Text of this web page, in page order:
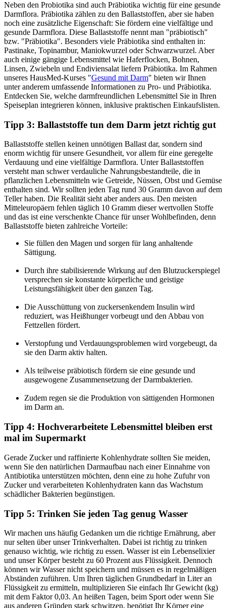
Neben den Probiotika sind auch Präbiotika wichtig für eine gesunde
Darmflora. Präbiotika zählen zu den Ballaststoffen, aber sie haben
noch eine zusätzliche Eigenschaft: Sie fördern eine vielfältige und
gesunde Darmflora. Diese Ballaststoffe nennt man "präbiotisch"
bzw. "Präbiotika". Besonders viele Präbiotika sind enthalten in:
Pastinake, Topinambur, Maniokwurzel oder Schwarzwurzel. Aber
auch einige gängige Lebensmittel wie Haferflocken, Bohnen,
Linsen, Zwiebeln und Endiviensalat liefern Präbiotika. Im Rahmen
unseres HausMed-Kurses "Gesund mit Darm" bieten wir Ihnen
unter anderem umfassende Informationen zu Pro- und Präbiotika.
Entdecken Sie, welche darmfreundlichen Lebensmittel Sie in Ihren
Speiseplan integrieren können, inklusive praktischen Einkaufslisten.
Tipp 3: Ballaststoffe tun dem Darm jetzt richtig gut
Ballaststoffe stellen keinen unnötigen Ballast dar, sondern sind
enorm wichtig für unsere Gesundheit, vor allem für eine geregelte
Verdauung und eine vielfältige Darmflora. Unter Ballaststoffen
versteht man schwer verdauliche Nahrungsbestandteile, die in
pflanzlichen Lebensmitteln wie Getreide, Nüssen, Obst und Gemüse
enthalten sind. Wir sollten jeden Tag rund 30 Gramm davon auf dem
Teller haben. Die Realität sieht aber anders aus. Den meisten
Mitteleuropäern fehlen täglich 10 Gramm dieser wertvollen Stoffe
und das ist eine verschenkte Chance für unser Wohlbefinden, denn
Ballaststoffe bieten zahlreiche Vorteile:
Sie füllen den Magen und sorgen für lang anhaltende
Sättigung.
Durch ihre stabilisierende Wirkung auf den Blutzuckerspiegel
versprechen sie konstante körperliche und geistige
Leistungsfähigkeit über den ganzen Tag.
Die Ausschüttung von zuckersenkendem Insulin wird
reduziert, was Heißhunger vorbeugt und den Abbau von
Fettzellen fördert.
Verstopfung und Verdauungsproblemen wird vorgebeugt, da
sie den Darm aktiv halten.
Als teilweise präbiotisch fördern sie eine gesunde und
ausgewogene Zusammensetzung der Darmbakterien.
Zudem regen sie die Produktion von sättigenden Hormonen
im Darm an.
Tipp 4: Hochverarbeitete Lebensmittel bleiben erst
mal im Supermarkt
Gerade Zucker und raffinierte Kohlenhydrate sollten Sie meiden,
wenn Sie den natürlichen Darmaufbau nach einer Einnahme von
Antibiotika unterstützen möchten, denn eine zu hohe Zufuhr von
Zucker und verarbeiteten Kohlenhydraten kann das Wachstum
schädlicher Bakterien begünstigen.
Tipp 5: Trinken Sie jeden Tag genug Wasser
Wir machen uns häufig Gedanken um die richtige Ernährung, aber
nur selten über unser Trinkverhalten. Dabei ist richtig zu trinken
genauso wichtig, wie richtig zu essen. Wasser ist ein Lebenselixier
und unser Körper besteht zu 60 Prozent aus Flüssigkeit. Dennoch
können wir Wasser nicht speichern und müssen es in regelmäßigen
Abständen zuführen. Um Ihren täglichen Grundbedarf in Liter an
Flüssigkeit zu ermitteln, multiplizieren Sie einfach Ihr Gewicht (kg)
mit dem Faktor 0,03. An heißen Tagen, beim Sport oder wenn Sie
aus anderen Gründen stark schwitzen, benötigt Ihr Körper eine